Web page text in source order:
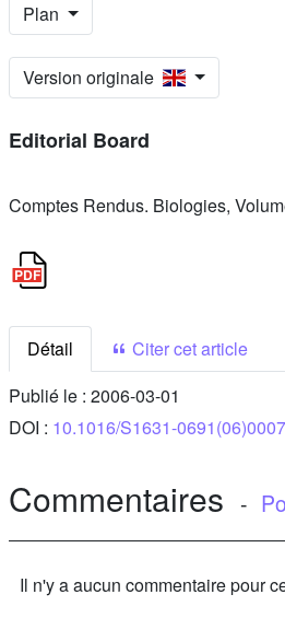
Plan
Version originale
Editorial Board
Comptes Rendus. Biologies,
Détail
Citer cet article
Publié le : 2006-03-01
DOI : 10.1016/S1631-
Commentaires -
Il n'y a aucun commentaire pour